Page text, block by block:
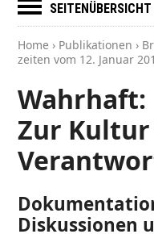
SEITENÜBERSICHT
Home › Publikationen ›
zeiten vom 12. Januar
Zur
Diskussionen